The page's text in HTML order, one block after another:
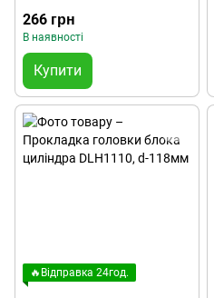
266 грн
В наявності
Купити
🔥Відправка 24год.